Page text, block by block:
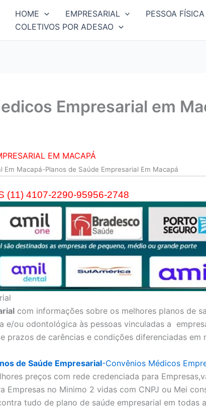
HOME EMPRESARIAL PESSOA FÍSICA
COLETIVOS POR ADESAO
Empresarial em
EM MACAPÁ
Em Macapá-Planos de Saúde Empresarial Em Macapá
(11) 4107-2290-95956-2748
com informações sobre os melhores planos de
e/ou odontológica às pessoas vinculadas a
prazos de carências e condições diferenciadas em
de Saúde Empresarial-Convênios Médicos
preços com rede credenciada para
Empresas no Minimo 2 vidas com CNPJ ou Mei
tudo de plano de saúde empresarial em todas